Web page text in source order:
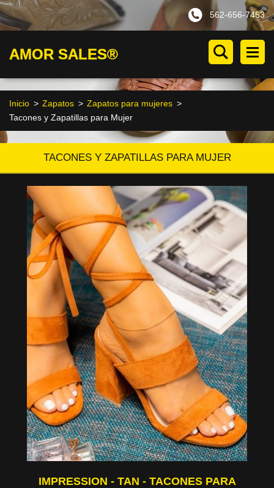
562-656-7453
AMOR SALES®
Inicio > Zapatos > Zapatos para mujeres >
Tacones y Zapatillas para Mujer
TACONES Y ZAPATILLAS PARA MUJER
IMPRESSION - TAN - TACONES PARA